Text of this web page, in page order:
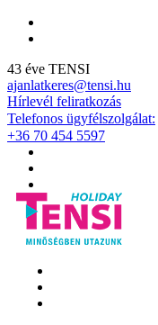
43 éve TENSI
ajanlatkeres@tensi.hu
Hírlevél feliratkozás
Telefonos ügyfélszolgálat:
+36 70 454 5597